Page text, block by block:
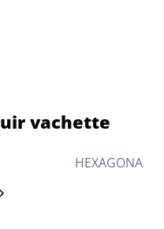
HEXAGONA